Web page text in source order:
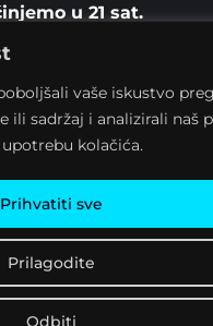
vaše iskustvo
ili sadržaj i analizirali naš
kolačića.
Prilagodite
Odbiti
Prihvatiti sve
u 21 sat.
Duo
m.youtube.com/
Marx